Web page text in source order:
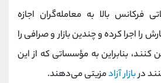
فرکانس بالا به معامله‌گران اجازه
اجرا کرده و چندین بازار و صرافی را
بنابراین به مؤسساتی که از این
دربازار آزادمزیتی می‌دهند.